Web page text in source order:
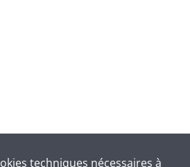
techniques nécessaires à